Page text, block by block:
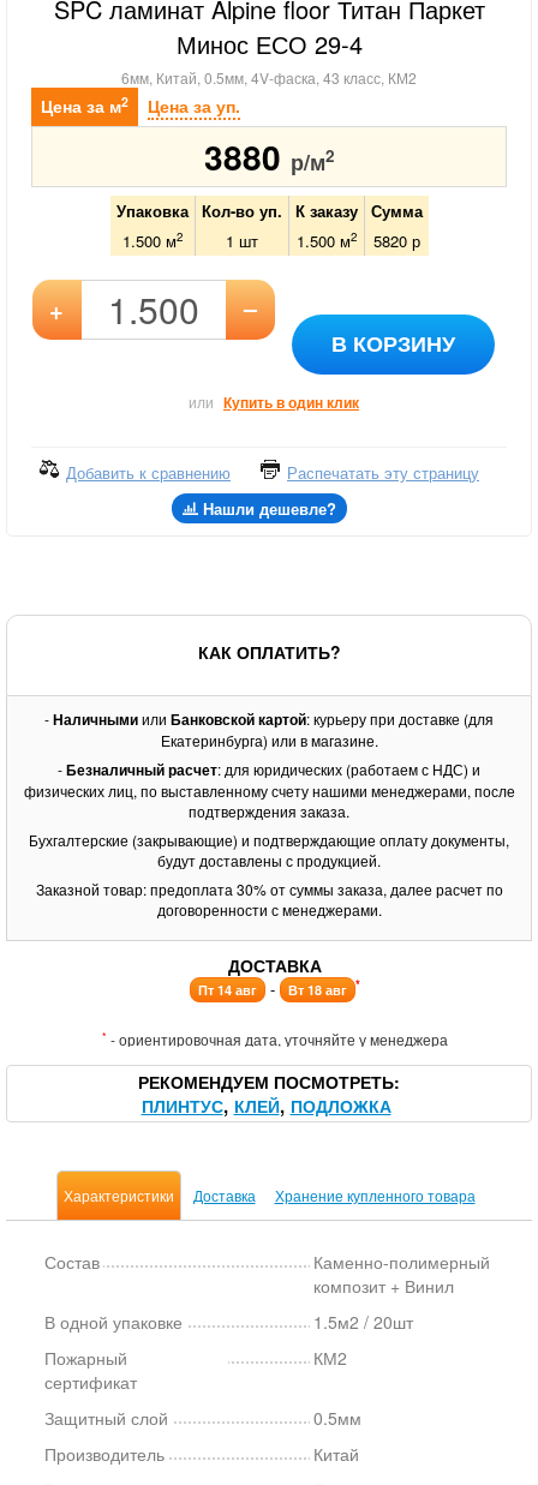
SPC ламинат Alpine floor Титан Паркет
Минос ЕСО 29-4
6мм, Китай, 0.5мм, 4V-фаска, 43 класс, КМ2
Цена за м2 Цена за уп.
3880 р/м2
Упаковка Кол-во уп. К заказу
Сумма
1.500 м2 1 шт 1.500м2 5820р
+ –
В КОРЗИНУ
или Купить в один клик
Добавить к сравнению
Распечатать эту страницу
Нашли дешевле?
КАК ОПЛАТИТЬ?
-Наличнымиили Банковской картой: курьеру при доставке (для
Екатеринбурга) или в магазине.
-Безналичный расчет: для юридических (работаем с НДС) и
физических лиц, по выставленному счету нашими менеджерами, после
подтверждения заказа.
Бухгалтерские (закрывающие) и подтверждающие оплату документы,
будут доставлены с продукцией.
Заказной товар: предоплата 30% от суммы заказа, далее расчет по
договоренности с менеджерами.
ДОСТАВКА
Пт 14 авг - Вт 18 авг *
* - ориентировочная дата, уточняйте у менеджера
РЕКОМЕНДУЕМ ПОСМОТРЕТЬ
ПЛИНТУС КЛЕЙ ПОДЛОЖКА
Характеристики Доставка Хранение купленного товара
Состав
Каменно-полимерный
композит + Винил
В одной упаковке
1.5м2 / 20шт
Пожарный
сертификат
КМ2
Защитный слой
0.5мм
Производитель
Китай